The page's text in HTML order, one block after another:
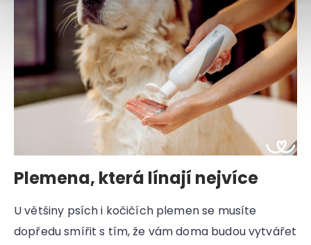
Plemena, která línají nejvíce
U většiny psích i kočičích plemen se musíte
dopředu smířit s tím, že vám doma budou vytvářet